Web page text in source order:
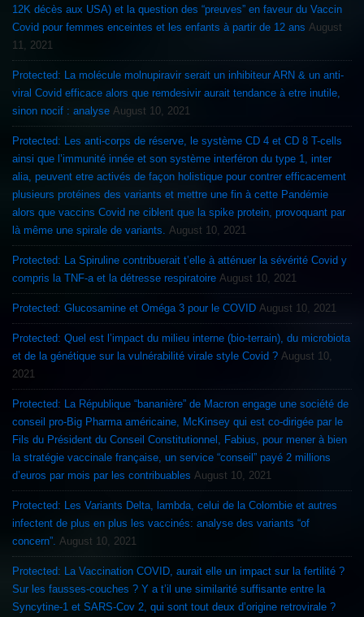
12K décès aux USA) et la question des “preuves” en faveur du Vaccin
Covid pour femmes enceintes et les enfants à partir de 12 ans August
11, 2021
Protected: La molécule molnupiravir serait un inhibiteur ARN & un anti-
viral Covid efficace alors que remdesivir aurait tendance à etre inutile,
sinon nocif : analyse August 10, 2021
Protected: Les anti-corps de réserve, le système CD 4 et CD 8 T-cells
ainsi que l’immunité innée et son système interféron du type 1, inter
alia, peuvent etre activés de façon holistique pour contrer efficacement
plusieurs protéines des variants et mettre une fin à cette Pandémie
alors que vaccins Covid ne ciblent que la spike protein, provoquant par
là même une spirale de variants.
August 10, 2021
Protected: La Spiruline contribuerait t’elle à atténuer la sévérité Covid y
compris la TNF-a et la détresse respiratoire August 10, 2021
Protected: Glucosamine et Oméga 3 pour le COVID August 10, 2021
Protected: Quel est l’impact du milieu interne (bio-terrain), du microbiota
et de la génétique sur la vulnérabilité virale style Covid ? August 10,
2021
Protected: La République “bananière” de Macron engage une société de
conseil pro-Big Pharma américaine, McKinsey qui est co-dirigée par le
Fils du Président du Conseil Constitutionnel, Fabius, pour mener à bien
la stratégie vaccinale française, un service “conseil” payé 2 millions
d’euros par mois par les contribuables August 10, 2021
Protected: Les Variants Delta, lambda, celui de la Colombie et autres
infectent de plus en plus les vaccinés: analyse des variants “of
concern”. August 10, 2021
Protected: La Vaccination COVID, aurait elle un impact sur la fertilité ?
Sur les fausses-couches ? Y a t’il une similarité suffisante entre la
Syncytine-1 et SARS-Cov 2, qui sont tout deux d’origine retrovirale ?